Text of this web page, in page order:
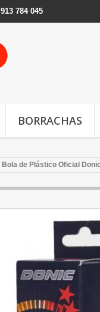
913 784 045
BORRACHAS
Bola de Plástico Oficial